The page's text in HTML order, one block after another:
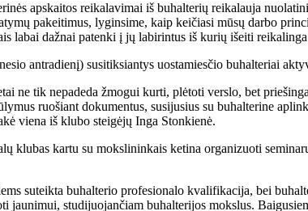
apskaitos reikalavimai iš buhalterių reikalauja
pakeitimus, lyginsime, kaip keičiasi mūsų darbo
labai dažnai patenki į jų labirintus iš kurių išeiti
antradienį) susitiksiantys uostamiesčio buhalteriai
ne tik nepadeda žmogui kurti, plėtoti verslo, bet
ruošiant dokumentus, susijusius su buhalterine
viena iš klubo steigėjų Inga Stonkienė.
klubas kartu su mokslininkais ketina organizuoti
suteikta buhalterio profesionalo kvalifikacija, bei
jaunimui, studijuojančiam buhalterijos mokslus.